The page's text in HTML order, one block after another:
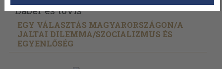
Babér és tövis
EGY VÁLASZTÁS MAGYARORSZÁGON/A
JALTAI DILEMMA/SZOCIALIZMUS ÉS
EGYENLŐSÉG